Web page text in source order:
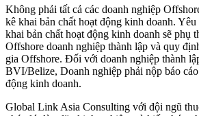
Không phải tất cả các doanh nghiệp
kê khai bản chất hoạt động kinh doanh. Yêu
khai bản chất hoạt động kinh doanh sẽ phụ
Offshore doanh nghiệp thành lập và quy
gia Offshore. Đối với doanh nghiệp thành
BVI/Belize, Doanh nghiệp phải nộp báo
động kinh doanh.
Global Link Asia Consulting với đội ngũ